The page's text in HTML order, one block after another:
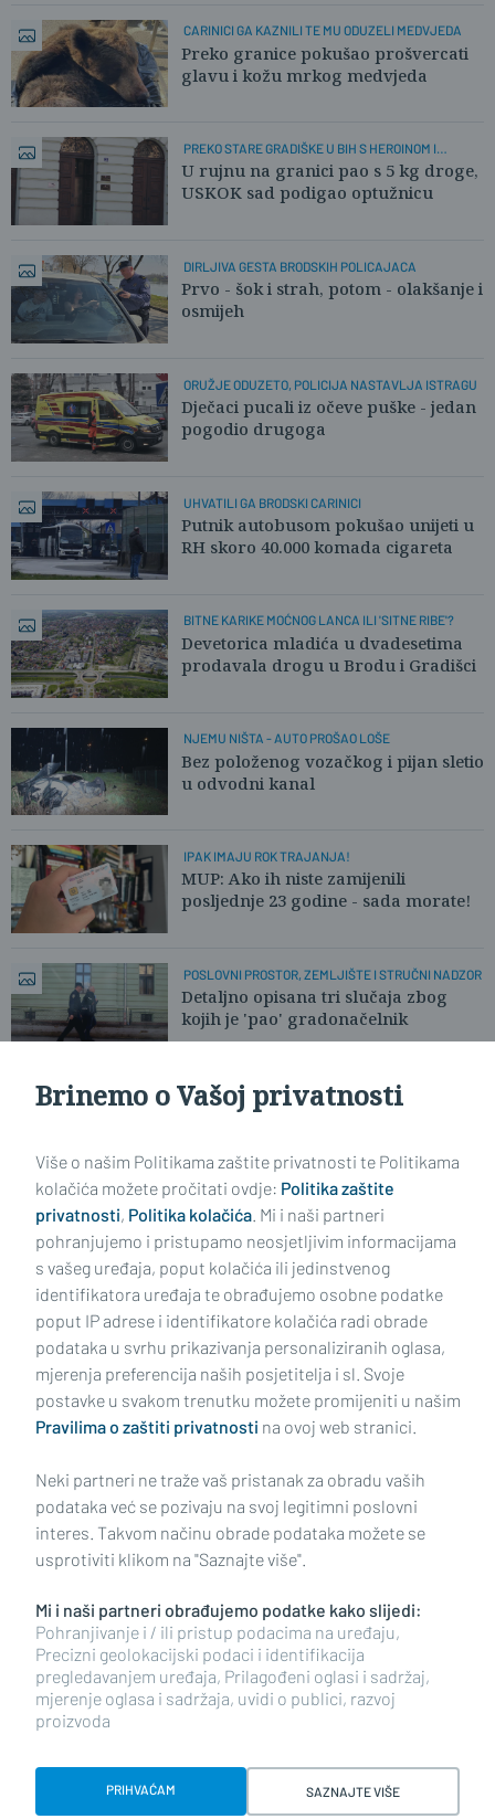
CARINICI GA KAZNILI TE MU ODUZELI MEDVJEDA
Preko granice pokušao prošvercati
glavu i kožu mrkog medvjeda
PREKO STARE GRADIŠKE U BIH S HEROINOM I
KOKAINOM
U rujnu na granici pao s 5 kg droge,
USKOK sad podigao optužnicu
DIRLJIVA GESTA BRODSKIH POLICAJACA
Prvo - šok i strah, potom - olakšanje i
osmijeh
ORUŽJE ODUZETO, POLICIJA NASTAVLJA ISTRAGU
Dječaci pucali iz očeve puške - jedan
pogodio drugoga
UHVATILI GA BRODSKI CARINICI
Putnik autobusom pokušao unijeti u
RH skoro 40.000 komada cigareta
BITNE KARIKE MOĆNOG LANCA ILI 'SITNE RIBE'?
Devetorica mladića u dvadesetima
prodavala drogu u Brodu i Gradišci
NJEMU NIŠTA - AUTO PROŠAO LOŠE
Bez položenog vozačkog i pijan sletio
u odvodni kanal
IPAK IMAJU ROK TRAJANJA!
MUP: Ako ih niste zamijenili
posljednje 23 godine - sada morate!
POSLOVNI PROSTOR, ZEMLJIŠTE I STRUČNI NADZOR
Detaljno opisana tri slučaja zbog
kojih je 'pao' gradonačelnik
U TIJEKU USKOK-OVA AKCIJA
Uhićenja u SB-u, NG-u i Zagrebu
VIDI STARIJE ČLANKE
Impressum Uvjeti korištenja Politika privatnosti
Politika kolačića Kontakt Pritužbe Suradnici
Oglašavanje
RUBRIKE
BRODSKO-POSAVSKA ŽUPANIJA
POŽEŠKO-SLAVONSKA ŽUPANIJA
Brinemo o Vašoj privatnosti
Više o našim Politikama zaštite privatnosti te Politikama
kolačića možete pročitati ovdje: Politika zaštite
privatnosti, Politika kolačića. Mi i naši partneri
pohranjujemo i pristupamo neosjetljivim informacijama
s vašeg uređaja, poput kolačića ili jedinstvenog
identifikatora uređaja te obrađujemo osobne podatke
poput IP adrese i identifikatore kolačića radi obrade
podataka u svrhu prikazivanja personaliziranih oglasa,
mjerenja preferencija naših posjetitelja i sl. Svoje
postavke u svakom trenutku možete promijeniti u našim
Pravilima o zaštiti privatnosti na ovoj web stranici.
Neki partneri ne traže vaš pristanak za obradu vaših
podataka već se pozivaju na svoj legitimni poslovni
interes. Takvom načinu obrade podataka možete se
usprotiviti klikom na "Saznajte više".
Mi i naši partneri obrađujemo podatke kako slijedi:
Pohranjivanje i / ili pristup podacima na uređaju,
Precizni geolokacijski podaci i identifikacija
pregledavanjem uređaja, Prilagođeni oglasi i sadržaj,
mjerenje oglasa i sadržaja, uvidi o publici, razvoj
proizvoda
PRIHVAĆAM SAZNAJTE VIŠE